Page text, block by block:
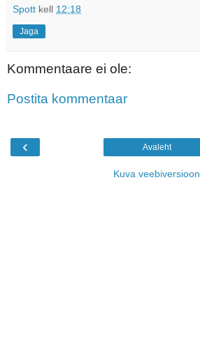
Spott kell 12:18
Jaga
Kommentaare ei ole:
Postita kommentaar
‹ Avaleht
Kuva veebiversioon